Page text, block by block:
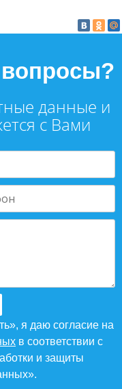
данные и
с Вами
я даю согласие на
в соответствии с
и защиты